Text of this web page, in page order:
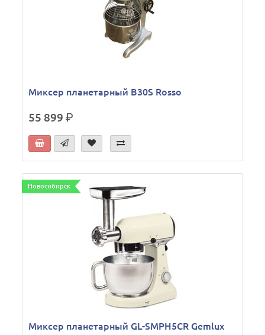
Миксер планетарный B30S Rosso
55 899р.
Новосибирск
Миксер планетарный GL-SMPH5CR Gemlux